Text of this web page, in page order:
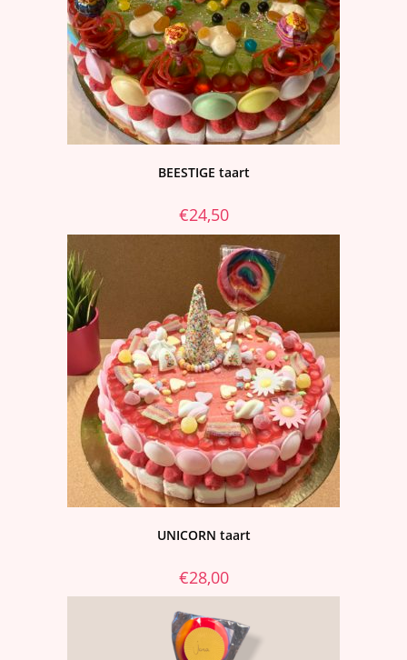
BEESTIGE taart
€24,50
UNICORN taart
€28,00